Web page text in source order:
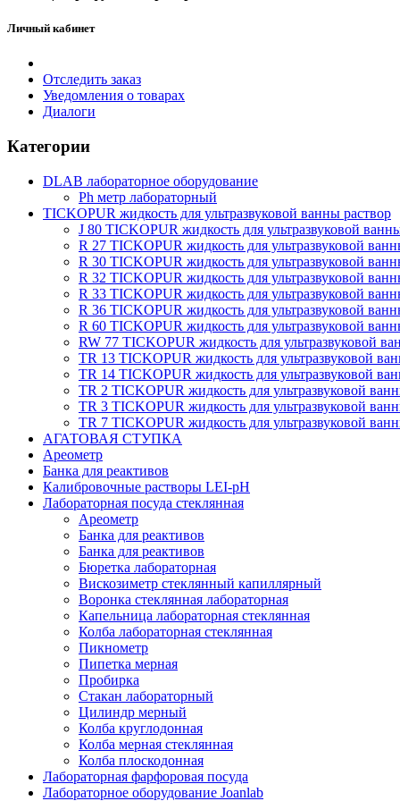
Личный кабинет
Отследить заказ
Уведомления о товарах
Диалоги
Категории
DLAB лабораторное оборудование
Рh метр лабораторный
TICKOPUR жидкость для ультразвуковой ванны раствор
J 80 TICKOPUR жидкость для ультразвуковой
R 27 TICKOPUR жидкость для ультразвуковой
R 30 TICKOPUR жидкость для ультразвуковой
R 32 TICKOPUR жидкость для ультразвуковой
R 33 TICKOPUR жидкость для ультразвуковой
R 36 TICKOPUR жидкость для ультразвуковой
R 60 TICKOPUR жидкость для ультразвуковой
RW 77 TICKOPUR жидкость для ультразвуковой
TR 13 TICKOPUR жидкость для ультразвуковой
TR 14 TICKOPUR жидкость для ультразвуковой
TR 2 TICKOPUR жидкость для ультразвуковой
TR 3 TICKOPUR жидкость для ультразвуковой
TR 7 TICKOPUR жидкость для ультразвуковой
АГАТОВАЯ СТУПКА
Ареометр
Банка для реактивов
Калибровочные растворы LEI-pH
Лабораторная посуда стеклянная
Ареометр
Банка для реактивов
Банка для реактивов
Бюретка лабораторная
Вискозиметр стеклянный капиллярный
Воронка стеклянная лабораторная
Капельница лабораторная стеклянная
Колба лабораторная стеклянная
Пикнометр
Пипетка мерная
Пробирка
Стакан лабораторный
Цилиндр мерный
Колба круглодонная
Колба мерная стеклянная
Колба плоскодонная
Лабораторная фарфоровая посуда
Лабораторное оборудование Joanlab